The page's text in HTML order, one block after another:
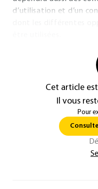
d’utilisation et d’un
Cet article
Il vous
Pour